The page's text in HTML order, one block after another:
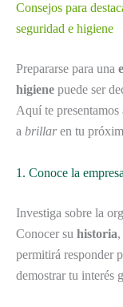
Consejos para
seguridad e higiene
Prepararse para una
higiene puede ser
Aquí te presentamos
a brillaren tu
1. Conoce la
Investiga sobre la
Conocer su historia,
permitirá responder
demostrar tu interés